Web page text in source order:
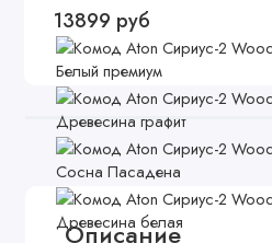
13899 руб
Описание